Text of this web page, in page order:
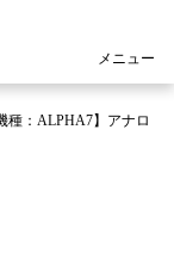
メニュー
種：ALPHA7】アナロ